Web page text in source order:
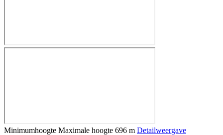
Minimumhoogte Maximale hoogte 696 m Detailweergave